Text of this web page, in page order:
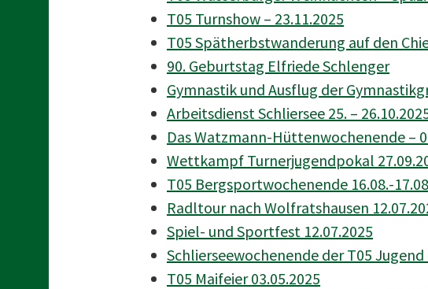
T05 Turnshow – 23.11.2025
T05 Spätherbstwanderung auf den
90. Geburtstag Elfriede Schlenger
Gymnastik und Ausflug der
Arbeitsdienst Schliersee 25. –
Das Watzmann-Hüttenwochenende –
Wettkampf Turnerjugendpokal
T05 Bergsportwochenende 16.08.-
Radltour nach Wolfratshausen
Spiel- und Sportfest 12.07.2025
Schlierseewochenende der T05 Jugend
T05 Maifeier 03.05.2025